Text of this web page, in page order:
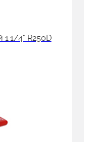
1/4" R250D